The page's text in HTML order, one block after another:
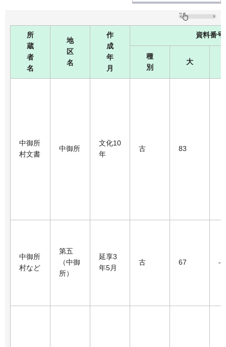
所
蔵
者
名
地
区
名
作
成
年
月
資料番号
種
別
大
中御所
村文書
中御所
文化10
年
古 83
中御所
村など
第五
（中御
所）
延享3
年5月
古 67 -